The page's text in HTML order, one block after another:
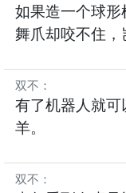
如果造一个球
舞爪却咬不住，
双不 ：
有了机器人就
羊。
双不 ：